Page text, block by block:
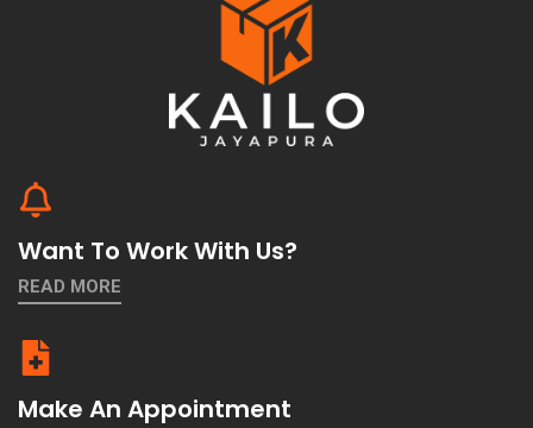
Want To Work With Us?
READ MORE
Make An Appointment